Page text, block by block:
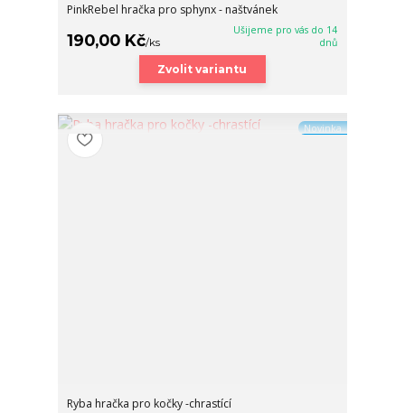
PinkRebel hračka pro sphynx - naštvánek
190,00 Kč/ks
Ušijeme pro vás do 14
dnů
Zvolit variantu
Novinka
Ryba hračka pro kočky -chrastící